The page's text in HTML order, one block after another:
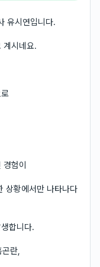
유시연입니다.
계시네요.
경험이
상황에서만 나타나다
합니다.
란,